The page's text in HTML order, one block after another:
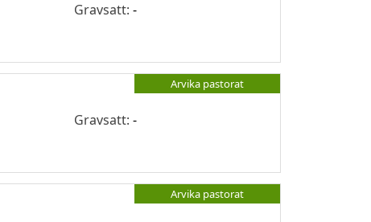
Gravsatt:-
Arvika pastorat
Gravsatt:-
Arvika pastorat